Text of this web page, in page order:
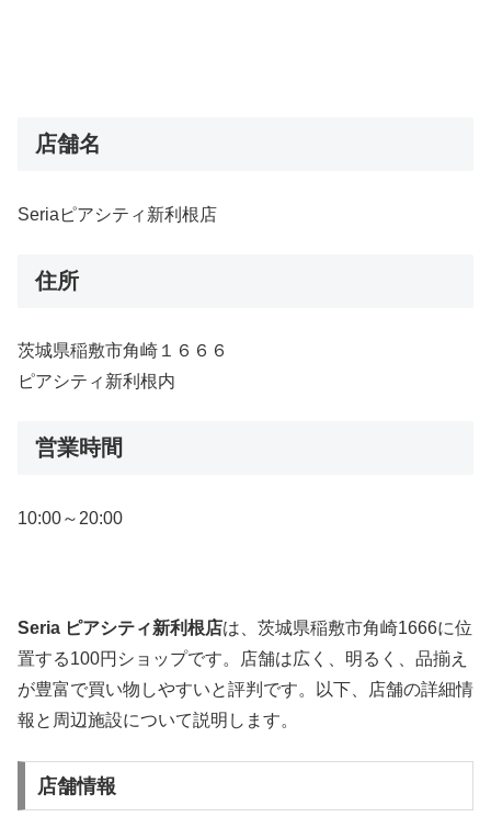
店舗名
Seriaピアシティ新利根店
住所
茨城県稲敷市角崎１６６６
ピアシティ新利根内
営業時間
10:00～20:00
Seria ピアシティ新利根店は、茨城県稲敷市角崎1666に位
置する100円ショップです。店舗は広く、明るく、品揃え
が豊富で買い物しやすいと評判です。以下、店舗の詳細情
報と周辺施設について説明します。
店舗情報